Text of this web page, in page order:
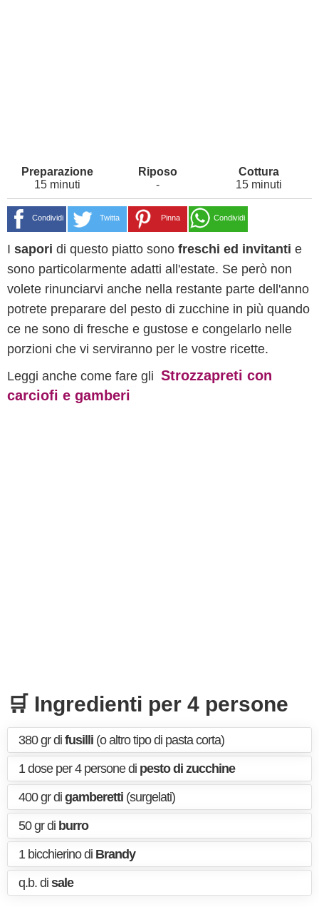
15 minuti - 15 minuti
Condividi Twitta Pinna Condividi
I sapori di questo piatto sono freschi ed invitanti e
sono particolarmente adatti all'estate. Se però non
volete rinunciarvi anche nella restante parte dell'anno
potrete preparare del pesto di zucchine in più quando
ce ne sono di fresche e gustose e congelarlo nelle
porzioni che vi serviranno per le vostre ricette.
Leggi anche come fare gli Strozzapreti con
carciofi e gamberi
🛒 Ingredienti per 4 persone
380 gr di fusilli (o altro tipo di pasta corta)
1 dose per 4 persone di pesto di zucchine
400 gr di gamberetti (surgelati)
50 gr di burro
1 bicchierino di Brandy
q.b. di sale